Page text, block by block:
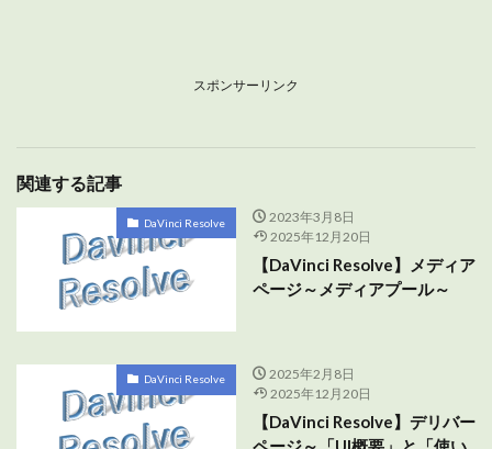
スポンサーリンク
関連する記事
DaVinci Resolve
2023年3月8日
2025年12月20日
【DaVinci Resolve】メディア
ページ～メディアプール～
DaVinci Resolve
2025年2月8日
2025年12月20日
【DaVinci Resolve】デリバー